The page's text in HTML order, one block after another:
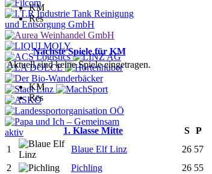
KM
Res
Nächste Spiele für KM
Aktuell sind keine Spiele eingetragen.
KM
Res
1. Klasse Mitte S
P
1
Blaue Elf Linz 26 57
2
Pichling 26 55